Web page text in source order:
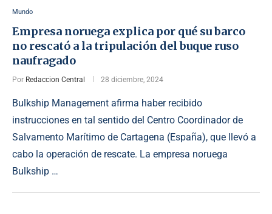
Mundo
Empresa noruega explica por qué su barco
no rescató a la tripulación del buque ruso
naufragado
Por Redaccion Central 28 diciembre, 2024
Bulkship Management afirma haber recibido
instrucciones en tal sentido del Centro Coordinador de
Salvamento Marítimo de Cartagena (España), que llevó a
cabo la operación de rescate. La empresa noruega
Bulkship …